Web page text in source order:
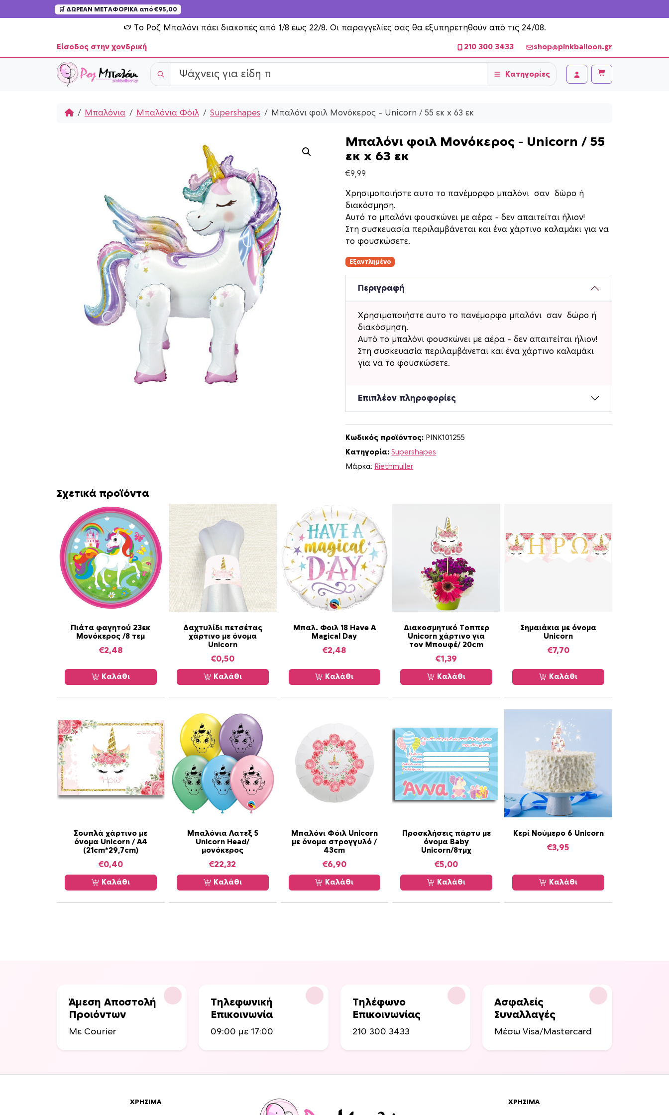
🛒 ΔΩΡΕΑΝ ΜΕΤΑΦΟΡΙΚΑ από €95,00
🍉 Το Ροζ Μπαλόνι πάει διακοπές από 1/8 έως 22/8. Οι παραγγελίες σας θα εξυπηρετηθούν από τις 24/08.
Είσοδος στην χονδρική 210 300 3433 shop@pinkballoon.gr
Κατηγορίες
Account
Cart
HomeΜπαλόνια Μπαλόνια Φόιλ Supershapes Μπαλόνι φοιλ Μονόκερος – Unicorn / 55 εκ x 63 εκ
Μπαλόνι φοιλ Μονόκερος – Unicorn / 55
εκ x 63 εκ
€9,99
Χρησιμοποιήστε αυτο το πανέμορφο μπαλόνι σαν δώρο ή
διακόσμηση.
Αυτό το μπαλόνι φουσκώνει με αέρα – δεν απαιτείται ήλιον!
Στη συσκευασία περιλαμβάνεται και ένα χάρτινο καλαμάκι για να
το φουσκώσετε.
Εξαντλημένο
Περιγραφή
Χρησιμοποιήστε αυτο το πανέμορφο μπαλόνι σαν δώρο ή
διακόσμηση.
Αυτό το μπαλόνι φουσκώνει με αέρα – δεν απαιτείται ήλιον!
Στη συσκευασία περιλαμβάνεται και ένα χάρτινο καλαμάκι
για να το φουσκώσετε.
Επιπλέον πληροφορίες
Κωδικός προϊόντος: PINK101255
Κατηγορία: Supershapes
Μάρκα: Riethmuller
Σχετικά προϊόντα
Πιάτα φαγητού 23εκ
Μονόκερος /8 τεμ
€2,48
Καλάθι
Δαχτυλίδι πετσέτας
χάρτινο με όνομα
Unicorn
€0,50
Καλάθι
Μπαλ. Φοιλ 18 Have A
Magical Day
€2,48
Καλάθι
Διακοσμητικό Τοππερ
Unicorn χάρτινο για
τον Μπουφέ/ 20cm
€1,39
Καλάθι
Σημαιάκια με όνομα
Unicorn
€7,70
Καλάθι
Σουπλά χάρτινο με
όνομα Unicorn / Α4
(21cm*29,7cm)
€0,40
Καλάθι
Μπαλόνια Λατεξ 5
Unicorn Head/
μονόκερος
€22,32
Καλάθι
Μπαλόνι Φόιλ Unicorn
με όνομα στρογγυλό /
43cm
€6,90
Καλάθι
Προσκλήσεις πάρτυ με
όνομα Baby
Unicorn/8τμχ
€5,00
Καλάθι
Κερί Νούμερο 6 Unicorn
€3,95
Καλάθι
Άμεση Αποστολή
Προιόντων
Με Courier
Τηλεφωνική
Επικοινωνία
09:00 με 17:00
Τηλέφωνο
Επικοινωνίας
210 300 3433
Ασφαλείς
Συναλλαγές
Μέσω Visa/Mastercard
ΧΡΉΣΙΜΑ ΧΡΉΣΙΜΑ